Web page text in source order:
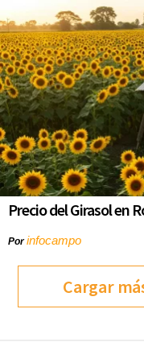
Precio del Girasol en
Porinfocampo
Cargar